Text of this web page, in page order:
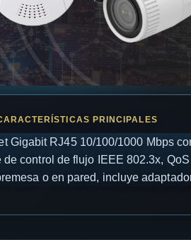
Gigabit RJ45 10/100/1000 Mbps
control de flujo IEEE 802.3x,
o en pared, incluye